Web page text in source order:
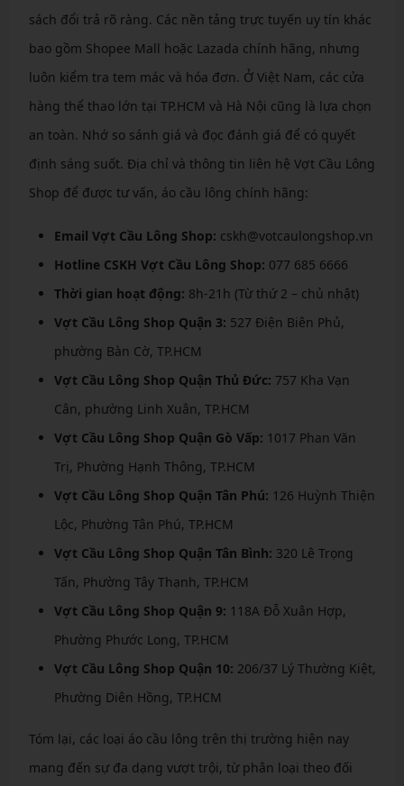
sách đổi trả rõ ràng. Các nền tảng trực tuyến uy tín khác
bao gồm Shopee Mall hoặc Lazada chính hãng, nhưng
luôn kiểm tra tem mác và hóa đơn. Ở Việt Nam, các cửa
hàng thể thao lớn tại TP.HCM và Hà Nội cũng là lựa chọn
an toàn. Nhớ so sánh giá và đọc đánh giá để có quyết
định sáng suốt. Địa chỉ và thông tin liên hệ Vợt Cầu Lông
Shop để được tư vấn, áo cầu lông chính hãng:
Email Vợt Cầu Lông Shop: cskh@votcaulongshop.vn
Hotline CSKH Vợt Cầu Lông Shop: 077 685 6666
Thời gian hoạt động: 8h-21h (Từ thứ 2 – chủ nhật)
Vợt Cầu Lông Shop Quận 3: 527 Điện Biên Phủ,
phường Bàn Cờ, TP.HCM
Vợt Cầu Lông Shop Quận Thủ Đức: 757 Kha Vạn
Cân, phường Linh Xuân, TP.HCM
Vợt Cầu Lông Shop Quận Gò Vấp: 1017 Phan Văn
Trị, Phường Hạnh Thông, TP.HCM
Vợt Cầu Lông Shop Quận Tân Phú: 126 Huỳnh Thiện
Lộc, Phường Tân Phú, TP.HCM
Vợt Cầu Lông Shop Quận Tân Bình: 320 Lê Trọng
Tấn, Phường Tây Thạnh, TP.HCM
Vợt Cầu Lông Shop Quận 9: 118A Đỗ Xuân Hợp,
Phường Phước Long, TP.HCM
Vợt Cầu Lông Shop Quận 10: 206/37 Lý Thường Kiệt,
Phường Diên Hồng, TP.HCM
Tóm lại, các loại áo cầu lông trên thị trường hiện nay
mang đến sự đa dạng vượt trội, từ phân loại theo đối